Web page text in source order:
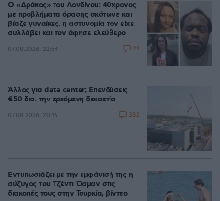
Ο «Δράκος» του Λονδίνου: 40χρονος
με προβλήματα όρασης σκότωνε και
βίαζε γυναίκες, η αστυνομία τον είχε
συλλάβει και τον άφησε ελεύθερο
07.08.2026, 22:54 29
Άλλος για data center; Επενδύσεις
€50 δισ. την ερχόμενη δεκαετία
07.08.2026, 20:16 282
Εντυπωσιάζει με την εμφάνισή της η
σύζυγος του Τζέντι Όσμαν στις
διακοπές τους στην Τουρκία, βίντεο